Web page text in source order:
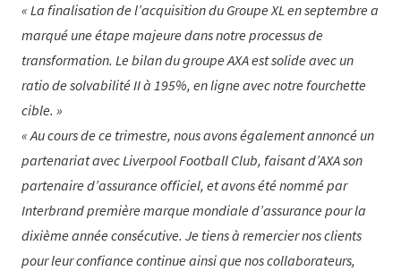
La finalisation de l’acquisition du Groupe XL en septembre a
marqué une étape majeure dans notre processus de
transformation. Le bilan du groupe AXA est solide avec un
ratio de solvabilité II à 195%, en ligne avec notre fourchette
cible.
Au cours de ce trimestre, nous avons également annoncé un
partenariat avec Liverpool Football Club, faisant d’AXA son
partenaire d’assurance officiel, et avons été nommé par
Interbrand première marque mondiale d’assurance pour la
dixième année consécutive. Je tiens à remercier nos clients
pour leur confiance continue ainsi que nos collaborateurs,